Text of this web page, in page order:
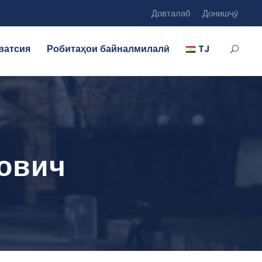
Довталаб Донишҷӯ
Робитаҳои байналмилалӣ TJ